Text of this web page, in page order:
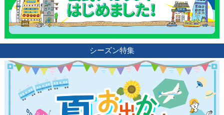
シーズン特集
観光ガイド
ランキング